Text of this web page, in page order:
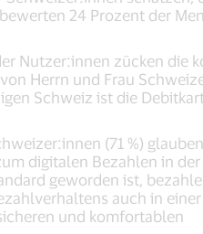
24 Prozent der
Nutzer:innen zücken die
Herrn und Frau
Schweiz ist die
(71 %)
digitalen Bezahlen in
geworden ist,
auch in
und komfortablen